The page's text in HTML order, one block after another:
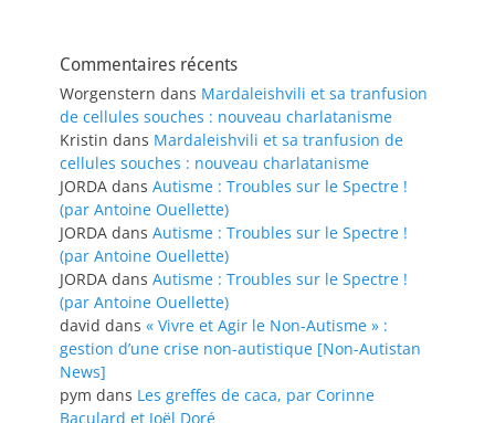
Commentaires récents
Worgenstern dans Mardaleishvili et sa tranfusion
de cellules souches : nouveau charlatanisme
Kristin dans Mardaleishvili et sa tranfusion de
cellules souches : nouveau charlatanisme
JORDA dans Autisme : Troubles sur le Spectre !
(par Antoine Ouellette)
JORDA dans Autisme : Troubles sur le Spectre !
(par Antoine Ouellette)
JORDA dans Autisme : Troubles sur le Spectre !
(par Antoine Ouellette)
david dans « Vivre et Agir le Non-Autisme » :
gestion d’une crise non-autistique [Non-Autistan
News]
pym dans Les greffes de caca, par Corinne
Baculard et Joël Doré